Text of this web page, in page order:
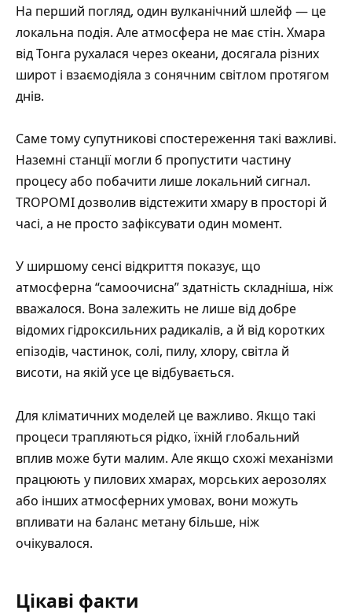
На перший погляд, один вулканічний шлейф — це
локальна подія. Але атмосфера не має стін. Хмара
від Тонга рухалася через океани, досягала різних
широт і взаємодіяла з сонячним світлом протягом
днів.
Саме тому супутникові спостереження такі важливі.
Наземні станції могли б пропустити частину
процесу або побачити лише локальний сигнал.
TROPOMI дозволив відстежити хмару в просторі й
часі, а не просто зафіксувати один момент.
У ширшому сенсі відкриття показує, що
атмосферна “самоочисна” здатність складніша, ніж
вважалося. Вона залежить не лише від добре
відомих гідроксильних радикалів, а й від коротких
епізодів, частинок, солі, пилу, хлору, світла й
висоти, на якій усе це відбувається.
Для кліматичних моделей це важливо. Якщо такі
процеси трапляються рідко, їхній глобальний
вплив може бути малим. Але якщо схожі механізми
працюють у пилових хмарах, морських аерозолях
або інших атмосферних умовах, вони можуть
впливати на баланс метану більше, ніж
очікувалося.
Цікаві факти